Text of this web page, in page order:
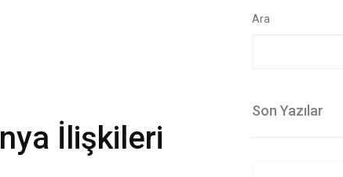
İlişkileri
Ara
Son Yazılar